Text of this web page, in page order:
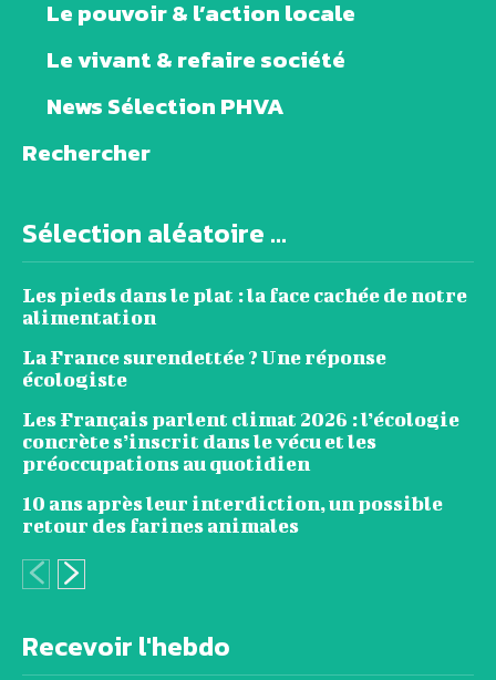
Le pouvoir & l’action locale
Le vivant & refaire société
News Sélection PHVA
Rechercher
Sélection aléatoire ...
Les pieds dans le plat : la face cachée de notre
alimentation
La France surendettée ? Une réponse
écologiste
Les Français parlent climat 2026 : l’écologie
concrète s’inscrit dans le vécu et les
préoccupations au quotidien
10 ans après leur interdiction, un possible
retour des farines animales
Recevoir l'hebdo